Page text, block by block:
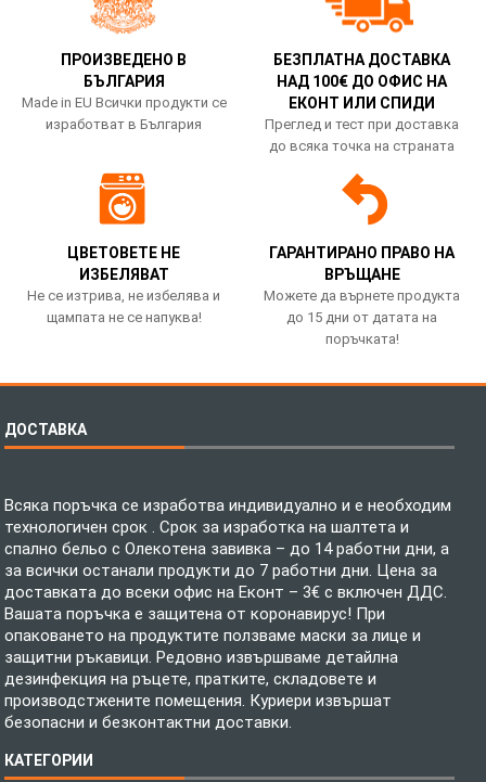
ПРОИЗВЕДЕНО В
БЪЛГАРИЯ
Made in EU Всички продукти се
изработват в България
БЕЗПЛАТНА ДОСТАВКА
НАД 100€ ДО ОФИС НА
ЕКОНТ ИЛИ СПИДИ
Преглед и тест при доставка
до всяка точка на страната
ЦВЕТОВЕТЕ НЕ
ИЗБЕЛЯВАТ
Не се изтрива, не избелява и
щампата не се напуква!
ГАРАНТИРАНО ПРАВО НА
ВРЪЩАНЕ
Можете да върнете продукта
до 15 дни от датата на
поръчката!
ДОСТАВКА
Всяка поръчка се изработва индивидуално и е необходим
технологичен срок . Срок за изработка на шалтета и
спално бельо с Олекотена завивка – до 14 работни дни, а
за всички останали продукти до 7 работни дни. Цена за
доставката до всеки офис на Еконт – 3€ с включен ДДС.
Вашата поръчка е защитена от коронавирус! При
опаковането на продуктите ползваме маски за лице и
защитни ръкавици. Редовно извършваме детайлна
дезинфекция на ръцете, пратките, складовете и
производстжените помещения. Куриери извършат
безопасни и безконтактни доставки.
КАТЕГОРИИ